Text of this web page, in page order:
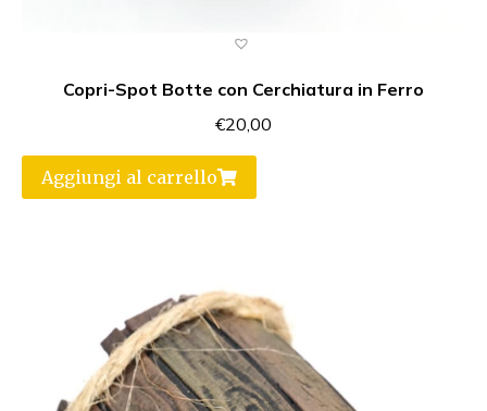
Copri-Spot Botte con Cerchiatura in Ferro
€20,00
Aggiungi al carrello